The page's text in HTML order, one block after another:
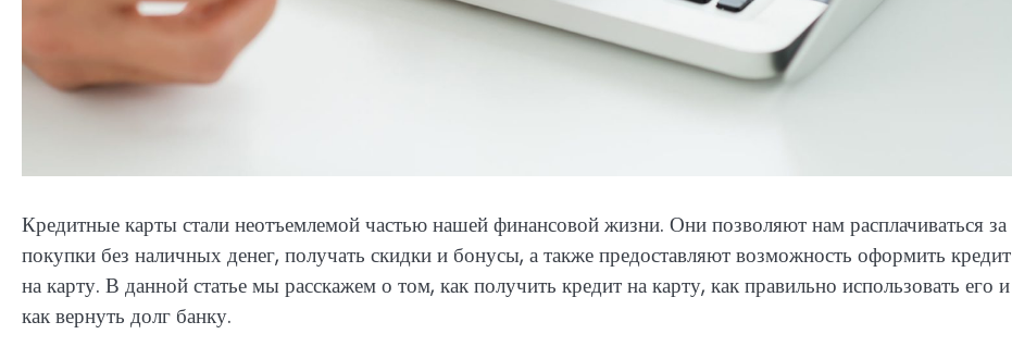
Кредитные карты стали неотъемлемой частью нашей финансовой жизни. Они позволяют нам расплачиваться за
покупки без наличных денег, получать скидки и бонусы, а также предоставляют возможность оформить кредит
на карту. В данной статье мы расскажем о том, как получить кредит на карту, как правильно использовать его и
как вернуть долг банку.